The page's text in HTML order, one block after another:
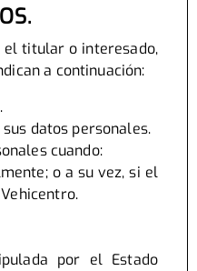
titular o interesado,
a continuación:
datos personales.
cuando:
o a su vez, si el
por el Estado